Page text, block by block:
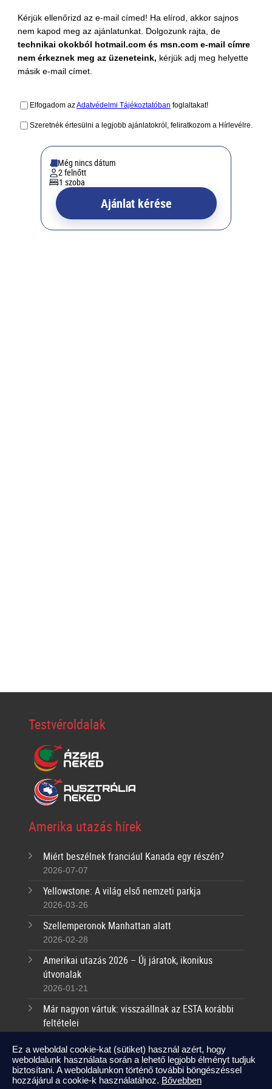
Kérjük ellenőrizd az e-mail címed! Ha elírod, akkor sajnos
nem kapod meg az ajánlatunkat. Dolgozunk rajta, de
technikai okokból hotmail.com és msn.com e-mail címre
nem érkeznek meg az üzeneteink, kérjük adj meg helyette
másik e-mail címet.
Elfogadom azAdatvédelmi Tájékoztatóban foglaltakat!
Szeretnék értesülni a legjobb ajánlatokról, feliratkozom a Hírlevélre.
Még nincs dátum
2 felnőtt
1 szoba
Ajánlat kérése
Testvéroldalak
Amerika utazás hírek
Miért beszélnek franciául Kanada egy részén?
2026-07-07
Yellowstone: A világ első nemzeti parkja
2026-03-26
Szellemperonok Manhattan alatt
2026-02-28
Amerikai utazás 2026 – Új járatok, ikonikus
útvonalak
2026-01-21
Már nagyon vártuk: visszaállnak az ESTA korábbi
feltételei
Kapcsolat
Ez a weboldal cookie-kat (sütiket) használ azért, hogy
weboldalunk használata során a lehető legjobb élményt tudjuk
biztosítani. A weboldalunkon történő további böngészéssel
hozzájárul a cookie-k használatához. Bővebben